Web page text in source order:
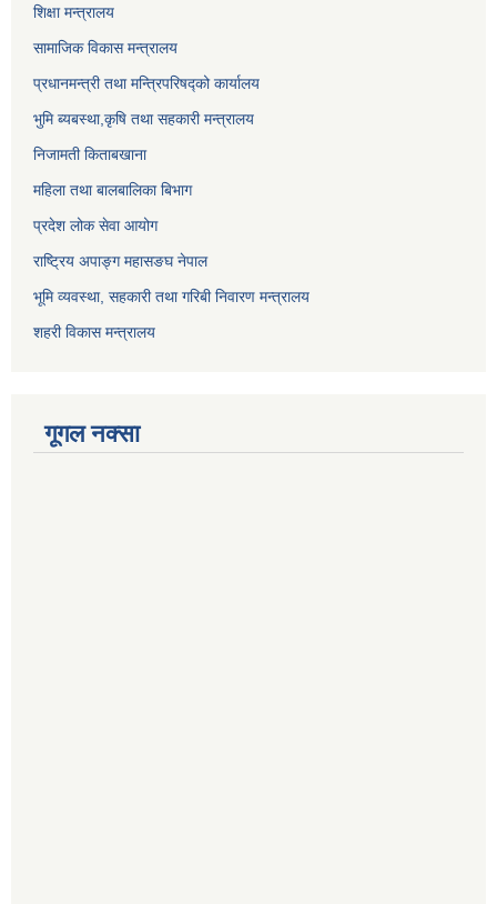
शिक्षा मन्त्रालय
सामाजिक विकास मन्त्रालय
प्रधानमन्त्री तथा मन्त्रिपरिषद्को कार्यालय
भुमि ब्यबस्था,कृषि तथा सहकारी मन्त्रालय
निजामती किताबखाना
महिला तथा बालबालिका बिभाग
प्रदेश लोक सेवा आयोग
राष्ट्रिय अपाङ्ग महासङघ नेपाल
भूमि व्यवस्था, सहकारी तथा गरिबी निवारण मन्त्रालय
शहरी विकास मन्त्रालय
गूगल नक्सा